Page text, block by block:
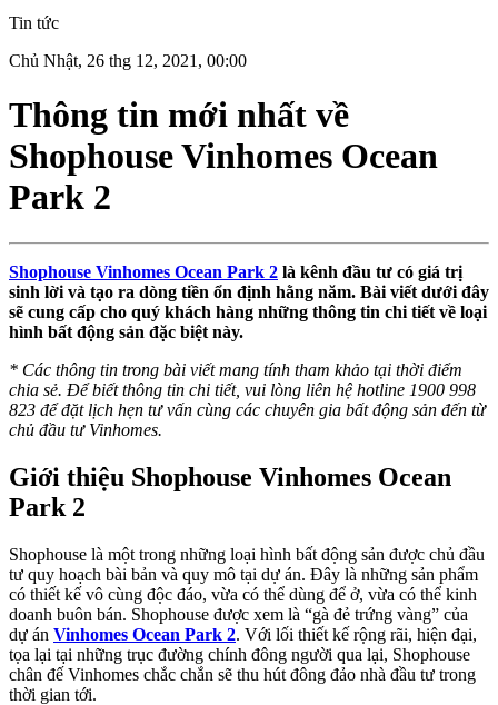
Tin tức
Chủ Nhật, 26 thg 12, 2021, 00:00
Thông tin mới nhất về
Shophouse Vinhomes Ocean
Park 2
Shophouse Vinhomes Ocean Park 2 là kênh đầu tư có giá trị
sinh lời và tạo ra dòng tiền ổn định hằng năm. Bài viết dưới đây
sẽ cung cấp cho quý khách hàng những thông tin chi tiết về loại
hình bất động sản đặc biệt này.
* Các thông tin trong bài viết mang tính tham khảo tại thời điểm
chia sẻ. Để biết thông tin chi tiết, vui lòng liên hệ hotline 1900 998
823 để đặt lịch hẹn tư vấn cùng các chuyên gia bất động sản đến từ
chủ đầu tư Vinhomes.
Giới thiệu Shophouse Vinhomes Ocean
Park 2
Shophouse là một trong những loại hình bất động sản được chủ đầu
tư quy hoạch bài bản và quy mô tại dự án. Đây là những sản phẩm
có thiết kế vô cùng độc đáo, vừa có thể dùng để ở, vừa có thể kinh
doanh buôn bán. Shophouse được xem là “gà đẻ trứng vàng” của
dự án Vinhomes Ocean Park 2. Với lối thiết kế rộng rãi, hiện đại,
tọa lại tại những trục đường chính đông người qua lại, Shophouse
chân đế Vinhomes chắc chắn sẽ thu hút đông đảo nhà đầu tư trong
thời gian tới.